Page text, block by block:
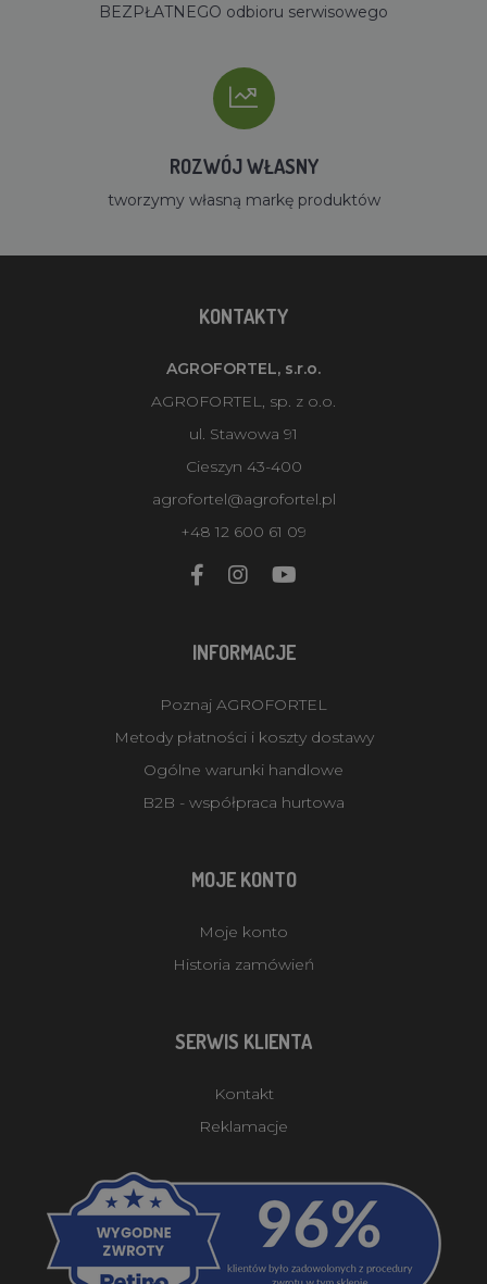
BEZPŁATNEGO odbioru serwisowego
ROZWÓJ WŁASNY
tworzymy własną markę produktów
KONTAKTY
AGROFORTEL, s.r.o.
AGROFORTEL, sp. z o.o.
ul. Stawowa 91
Cieszyn 43-400
agrofortel@agrofortel.pl
+48 12 600 61 09
INFORMACJE
Poznaj AGROFORTEL
Metody płatności i koszty dostawy
Ogólne warunki handlowe
B2B - współpraca hurtowa
MOJE KONTO
Moje konto
Historia zamówień
SERWIS KLIENTA
Kontakt
Reklamacje